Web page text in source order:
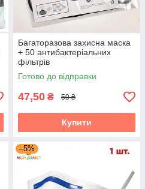
Багаторазова захисна маска
+ 50 антибактеріальних
фільтрів
Готово до відправки
47,50 ₴ 50 ₴
Купити
–5%